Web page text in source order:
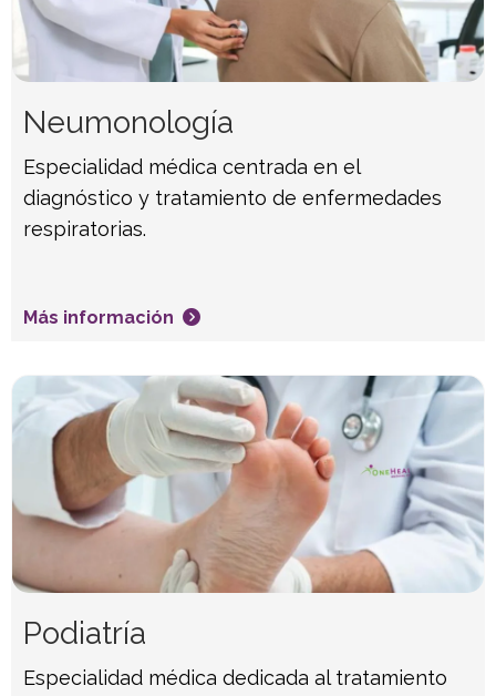
Neumonología
Especialidad médica centrada en el
diagnóstico y tratamiento de enfermedades
respiratorias.
Más información
Podiatría
Especialidad médica dedicada al tratamiento